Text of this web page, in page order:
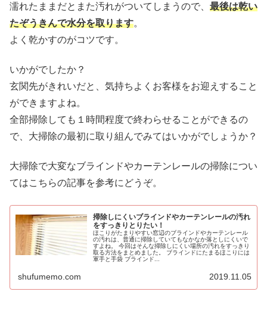
濡れたままだとまた汚れがついてしまうので、 最後は乾い
たぞうきんで水分を取ります。
よく乾かすのがコツです。
いかがでしたか？
玄関先がきれいだと、気持ちよくお客様をお迎えすること
ができますよね。
全部掃除しても１時間程度で終わらせることができるの
で、大掃除の最初に取り組んでみてはいかがでしょうか？
大掃除で大変なブラインドやカーテンレールの掃除につい
てはこちらの記事を参考にどうぞ。
掃除しにくいブラインドやカーテンレールの汚れ
をすっきりとりたい！
ほこりがたまりやすい窓辺のブラインドやカーテンレール
の汚れは、普通に掃除していてもなかなか落としにくいで
すよね。 今回はそんな掃除しにくい場所の汚れをすっきり
取る方法をまとめました。 ブラインドにたまるほこりには
軍手と手袋 ブラインド...
shufumemo.com 2019.11.05